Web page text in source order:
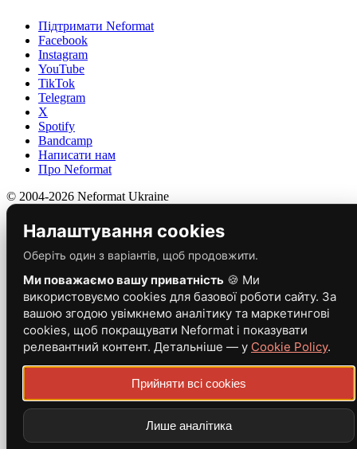
Підтримати Neformat
Facebook
Instagram
YouTube
TikTok
Telegram
X
Spotify
Bandcamp
Написати нам
Про Neformat
© 2004-2026 Neformat Ukraine
Налаштування cookies
Оберіть один з варіантів, щоб продовжити.
Ми поважаємо вашу приватність 🍪 Ми
використовуємо cookies для базової роботи сайту. За
вашою згодою увімкнемо аналітику та маркетингові
cookies, щоб покращувати Neformat і показувати
релевантний контент. Детальніше — у Cookie Policy.
Прийняти всі cookies
Лише аналітика